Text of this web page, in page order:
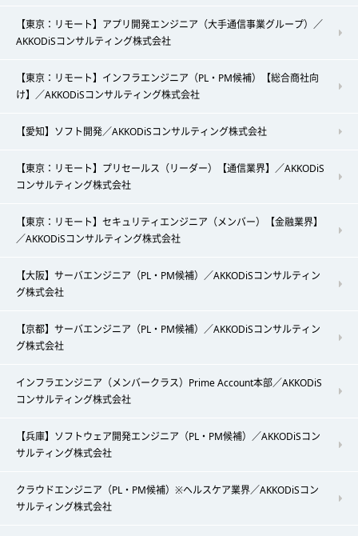
【東京：リモート】アプリ開発エンジニア（大手通信事業グループ）／
AKKODiSコンサルティング株式会社
【東京：リモート】インフラエンジニア（PL・PM候補）【総合商社向
け】／AKKODiSコンサルティング株式会社
【愛知】ソフト開発／AKKODiSコンサルティング株式会社
【東京：リモート】プリセールス（リーダー）【通信業界】／AKKODiS
コンサルティング株式会社
【東京：リモート】セキュリティエンジニア（メンバー）【金融業界】
／AKKODiSコンサルティング株式会社
【大阪】サーバエンジニア（PL・PM候補）／AKKODiSコンサルティン
グ株式会社
【京都】サーバエンジニア（PL・PM候補）／AKKODiSコンサルティン
グ株式会社
インフラエンジニア（メンバークラス）Prime Account本部／AKKODiS
コンサルティング株式会社
【兵庫】ソフトウェア開発エンジニア（PL・PM候補）／AKKODiSコン
サルティング株式会社
クラウドエンジニア（PL・PM候補）※ヘルスケア業界／AKKODiSコン
サルティング株式会社